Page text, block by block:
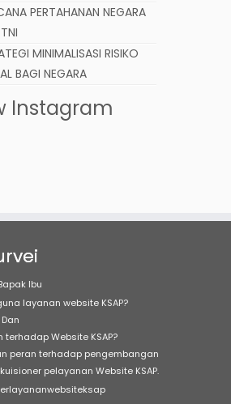
PERTAHANAN NEGARA
MINIMALISASI RISIKO
BAGI NEGARA
Instagram
Ibu
layanan website KSAP?
Dan
Website KSAP?
peran terhadap pengembangan
pelayanan Website KSAP.